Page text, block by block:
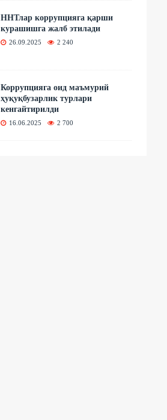
ННТлар коррупцияга қарши
курашишга жалб этилади
26.09.2025 2 240
Коррупцияга оид маъмурий
ҳуқуқбузарлик турлари
кенгайтирилди
16.06.2025 2 700